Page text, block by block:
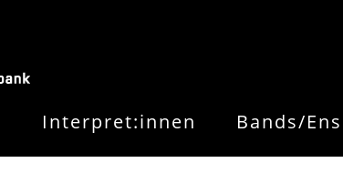
Interpret:innen Bands/